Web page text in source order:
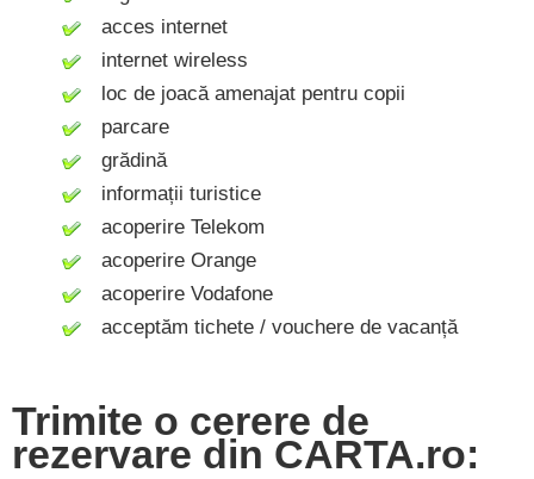
acces internet
internet wireless
loc de joacă amenajat pentru copii
parcare
grădină
informații turistice
acoperire Telekom
acoperire Orange
acoperire Vodafone
acceptăm tichete / vouchere de vacanță
Trimite o cerere de
rezervare din CARTA.ro: